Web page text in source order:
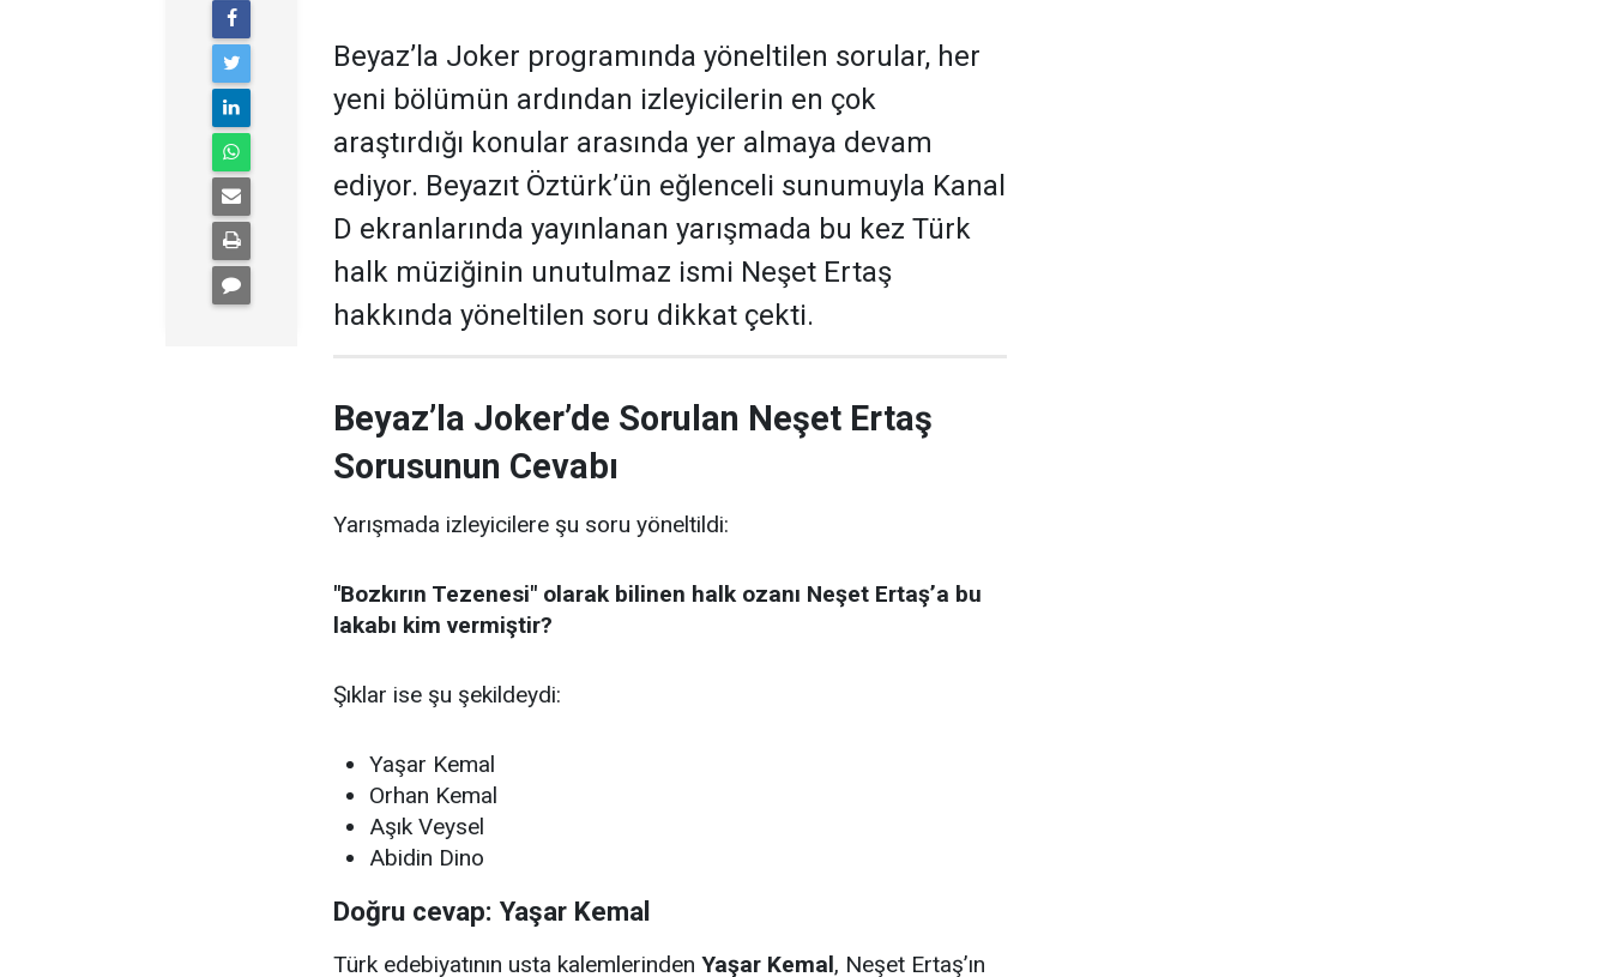
Beyaz’la Joker programında yöneltilen sorular, her
yeni bölümün ardından izleyicilerin en çok
araştırdığı konular arasında yer almaya devam
ediyor. Beyazıt Öztürk’ün eğlenceli sunumuyla Kanal
D ekranlarında yayınlanan yarışmada bu kez Türk
halk müziğinin unutulmaz ismi Neşet Ertaş
hakkında yöneltilen soru dikkat çekti.
Beyaz’la Joker’de Sorulan Neşet Ertaş
Sorusunun Cevabı
Yarışmada izleyicilere şu soru yöneltildi:
"Bozkırın Tezenesi" olarak bilinen halk ozanı Neşet Ertaş’a bu
lakabı kim vermiştir?
Şıklar ise şu şekildeydi:
Yaşar Kemal
Orhan Kemal
Aşık Veysel
Abidin Dino
Doğru cevap: Yaşar Kemal
Türk edebiyatının usta kalemlerinden Yaşar Kemal, Neşet Ertaş’ın